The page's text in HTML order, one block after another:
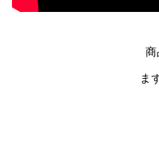
商
ま